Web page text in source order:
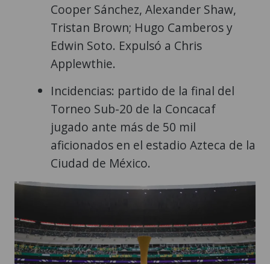
Cooper Sánchez, Alexander Shaw,
Tristan Brown; Hugo Camberos y
Edwin Soto. Expulsó a Chris
Applewthie.
Incidencias: partido de la final del
Torneo Sub-20 de la Concacaf
jugado ante más de 50 mil
aficionados en el estadio Azteca de la
Ciudad de México.